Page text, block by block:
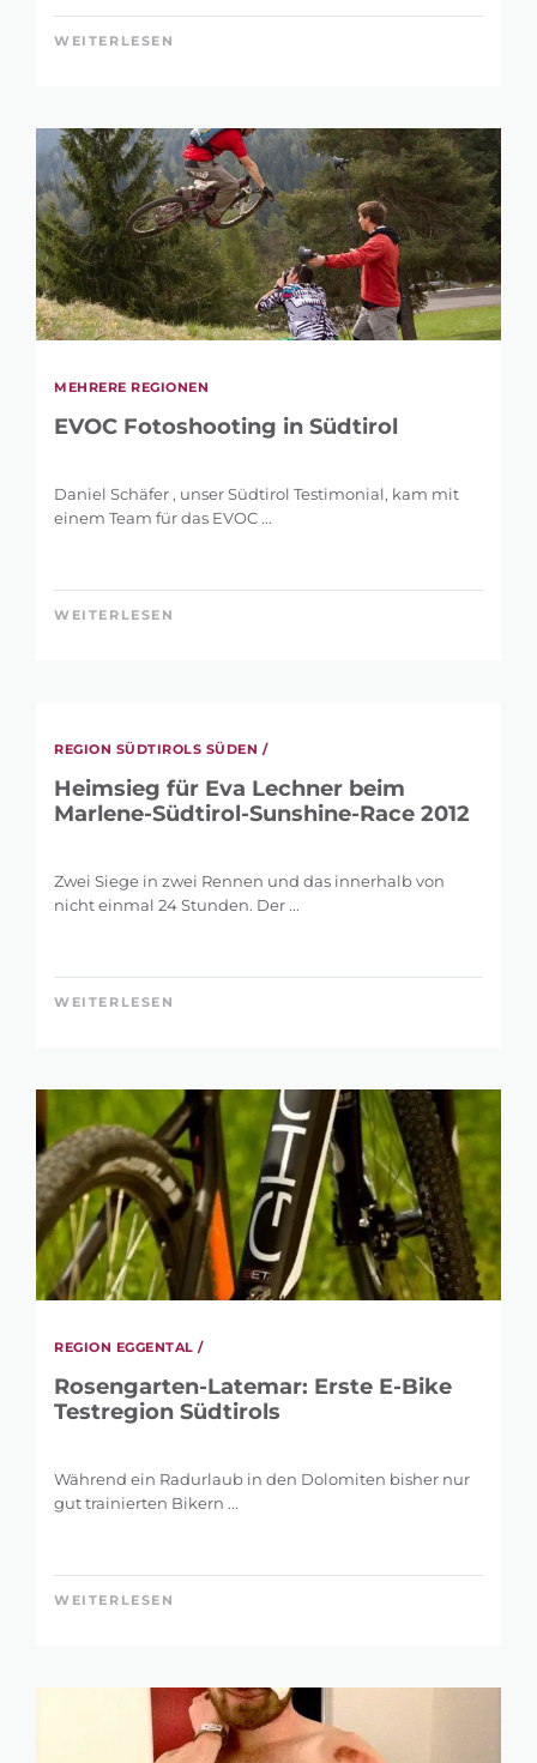
WEITERLESEN
MEHRERE REGIONEN
EVOC Fotoshooting in Südtirol
Daniel Schäfer , unser Südtirol Testimonial, kam mit
einem Team für das EVOC ...
WEITERLESEN
REGION SÜDTIROLS SÜDEN /
Heimsieg für Eva Lechner beim
Marlene-Südtirol-Sunshine-Race 2012
Zwei Siege in zwei Rennen und das innerhalb von
nicht einmal 24 Stunden. Der ...
WEITERLESEN
REGION EGGENTAL /
Rosengarten-Latemar: Erste E-Bike
Testregion Südtirols
Während ein Radurlaub in den Dolomiten bisher nur
gut trainierten Bikern ...
WEITERLESEN